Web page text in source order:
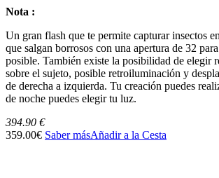
Nota :
Un gran flash que te permite capturar insectos
que salgan borrosos con una apertura de 32
posible. También existe la posibilidad de elegir
sobre el sujeto, posible retroiluminación y
de derecha a izquierda. Tu creación puedes
de noche puedes elegir tu luz.
394.90 €
359.00€ Saber másAñadir a la Cesta